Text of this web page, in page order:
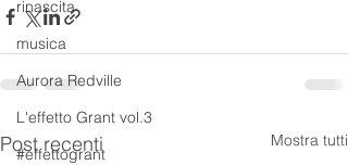
rinascita
musica
Aurora Redville
L'effetto Grant vol.3
#effettogrant
Post recenti Mostra tutti